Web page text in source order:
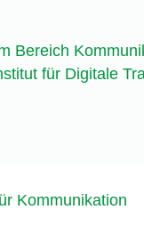
Bereich
für Digitale
Kommunikation